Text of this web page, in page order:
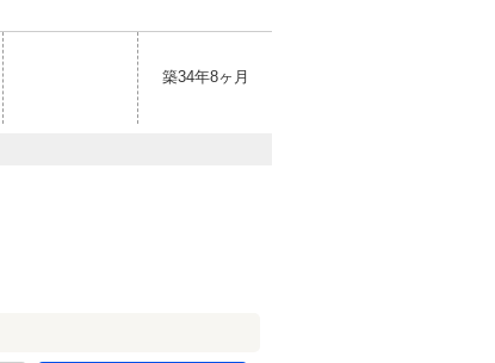
築34年8ヶ月